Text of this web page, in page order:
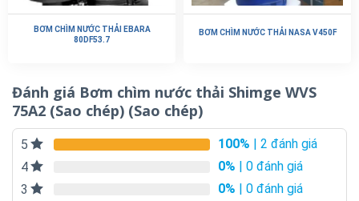
BƠM CHÌM NƯỚC THẢI EBARA
80DF53.7
BƠM CHÌM NƯỚC THẢI NASA V450F
Đánh giá Bơm chìm nước thải Shimge WVS
75A2 (Sao chép) (Sao chép)
5 100% | 2 đánh giá
4
0% | 0 đánh giá
3
0% | 0 đánh giá